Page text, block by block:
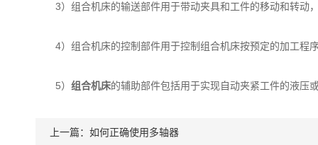
3）组合机床的输送部件用于带动夹具和工件的移动和转动
4）组合机床的控制部件用于控制组合机床按预定的加工程
5） 组合机床的辅助部件包括用于实现自动夹紧工件的液压
上一篇： 如何正确使用多轴器